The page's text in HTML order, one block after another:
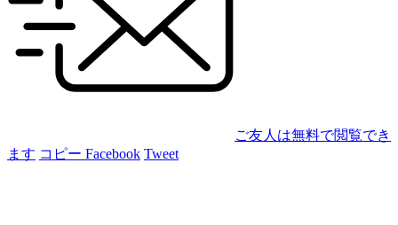
ご友人は無料で閲覧でき
ます コピー Facebook Tweet